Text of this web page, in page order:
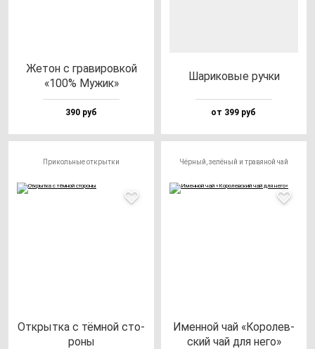
Жетон с гра­ви­ров­кой
«100% Мужик»
390 руб
Шари­ко­вые руч­ки
от 399 руб
Прикольные открытки
Открыт­ка с тём­ной сто­
ро­ны
Чёрный, зелёный и травяной чай
Имен­ной чай «Коро­лев­
ский чай для не­го»